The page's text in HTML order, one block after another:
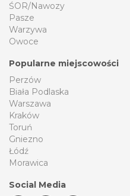
ŚOR/Nawozy
Pasze
Warzywa
Owoce
Popularne miejscowości
Perzów
Biała Podlaska
Warszawa
Kraków
Toruń
Gniezno
Łódź
Morawica
Social Media